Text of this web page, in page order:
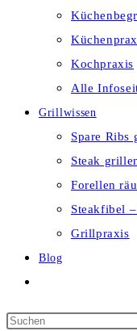
Kochpraxis
Alle
Grillwissen
Spare Ribs
Steak
Forellen
Steakfibel
Grillpraxis
Blog
umschalten